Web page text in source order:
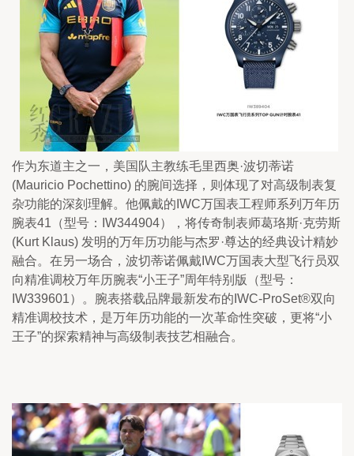
作为东道主之一，美国队主教练毛里西奥·波切蒂诺
(Mauricio Pochettino) 的腕间选择，则体现了对高级制表复
杂功能的深刻理解。他佩戴的IWC万国表工程师系列万年历
腕表41（型号：IW344904），将传奇制表师葛珞斯·克劳斯
(Kurt Klaus) 发明的万年历功能与杰罗·尊达的经典设计精妙
融合。在另一场合，波切蒂诺佩戴IWC万国表大型飞行员双
向精准调校万年历腕表“小王子”周年特别版（型号：
IW339601）。腕表搭载品牌最新发布的IWC-ProSet®双向
精准调校技术，是万年历功能的一次革命性突破，更将“小
王子”的探索精神与高级制表技艺相融合。